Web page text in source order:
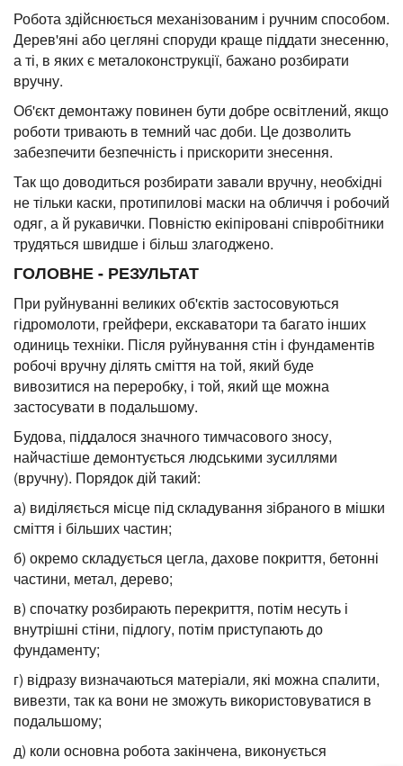
Робота здійснюється механізованим і ручним способом.
Дерев'яні або цегляні споруди краще піддати знесенню,
а ті, в яких є металоконструкції, бажано розбирати
вручну.
Об'єкт демонтажу повинен бути добре освітлений, якщо
роботи тривають в темний час доби. Це дозволить
забезпечити безпечність і прискорити знесення.
Так що доводиться розбирати завали вручну, необхідні
не тільки каски, протипилові маски на обличчя і робочий
одяг, а й рукавички. Повністю екіпіровані співробітники
трудяться швидше і більш злагоджено.
ГОЛОВНЕ - РЕЗУЛЬТАТ
При руйнуванні великих об'єктів застосовуються
гідромолоти, грейфери, екскаватори та багато інших
одиниць техніки. Після руйнування стін і фундаментів
робочі вручну ділять сміття на той, який буде
вивозитися на переробку, і той, який ще можна
застосувати в подальшому.
Будова, піддалося значного тимчасового зносу,
найчастіше демонтується людськими зусиллями
(вручну). Порядок дій такий:
а) виділяється місце під складування зібраного в мішки
сміття і більших частин;
б) окремо складується цегла, дахове покриття, бетонні
частини, метал, дерево;
в) спочатку розбирають перекриття, потім несуть і
внутрішні стіни, підлогу, потім приступають до
фундаменту;
г) відразу визначаються матеріали, які можна спалити,
вивезти, так ка вони не зможуть використовуватися в
подальшому;
д) коли основна робота закінчена, виконується